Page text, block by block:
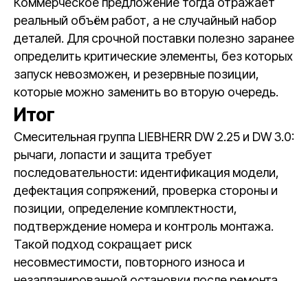
реальный объём работ, а не случайный набор
деталей. Для срочной поставки полезно заранее
определить критические элементы, без которых
запуск невозможен, и резервные позиции,
которые можно заменить во вторую очередь.
Итог
Смесительная группа LIEBHERR DW 2.25 и DW 3.0:
рычаги, лопасти и защита требует
последовательности: идентификация модели,
дефектация сопряжений, проверка стороны и
позиции, определение комплектности,
подтверждение номера и контроль монтажа.
Такой подход сокращает риск
несовместимости, повторного износа и